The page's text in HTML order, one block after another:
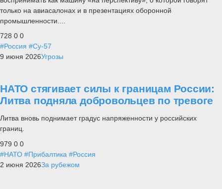
только на авиасалонах и в презентациях оборонной
промышленности....
728 0 0
#Россия #Су-57
9 июня 2026Угрозы
НАТО стягивает силы к границам России:
Литва подняла добровольцев по тревоге
Литва вновь поднимает градус напряженности у российских
границ.
979 0 0
#НАТО #Прибалтика #Россия
2 июня 2026За рубежом